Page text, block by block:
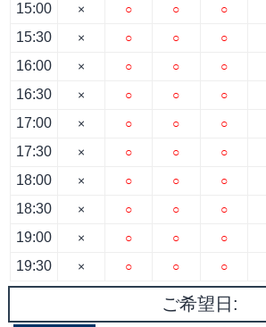
15:00
15:30
16:00
16:30
17:00
17:30
18:00
18:30
19:00
19:30
×
×
×
×
×
×
×
×
×
×
○
○
○
○
○
○
○
○
○
○
○
○
○
○
○
○
○
○
○
○
○
○
○
○
○
○
○
○
○
○
ご希望日: